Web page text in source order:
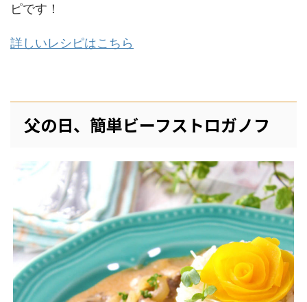
ピです！
詳しいレシピはこちら
父の日、簡単ビーフストロガノフ